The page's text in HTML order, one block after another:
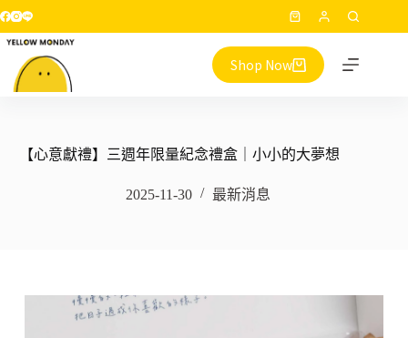
跳
至
物
車
Shop Now
【心意獻禮】三週年限量紀念禮盒｜小小的大夢想
2025-11-30 最新消息